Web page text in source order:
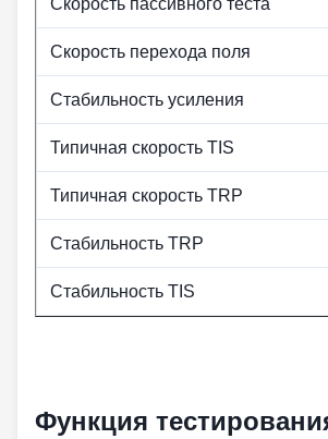
Скорость пассивного теста
Скорость перехода поля
Стабильность усиления
Типичная скорость TIS
Типичная скорость TRP
Стабильность TRP
Стабильность TIS
Функция